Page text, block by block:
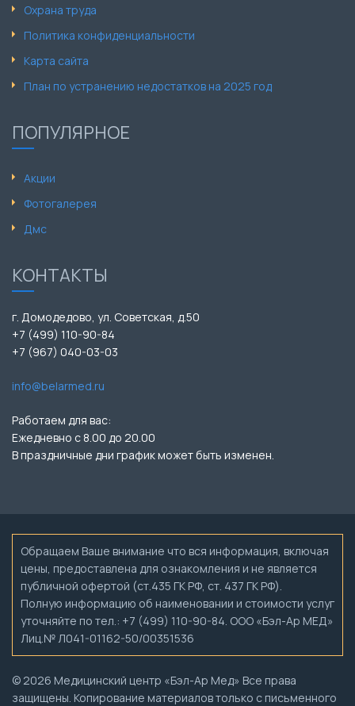
Охрана труда
Политика конфиденциальности
Карта сайта
План по устранению недостатков на 2025 год
ПОПУЛЯРНОЕ
Акции
Фотогалерея
Дмс
КОНТАКТЫ
г. Домодедово, ул. Советская, д.50
+7 (499) 110-90-84
+7 (967) 040-03-03
info@belarmed.ru
Работаем для вас:
Ежедневно с 8.00 до 20.00
В праздничные дни график может быть изменен.
Обращаем Ваше внимание что вся информация, включая
цены, предоставлена для ознакомления и не является
публичной офертой (ст.435 ГК РФ, ст. 437 ГК РФ).
Полную информацию об наименовании и стоимости услуг
уточняйте по тел.: +7 (499) 110-90-84. ООО «Бэл-Ар МЕД»
Лиц.№ Л041-01162-50/00351536
© 2026 Медицинский центр «Бэл-Ар Мед» Все права
защищены. Копирование материалов только с письменного